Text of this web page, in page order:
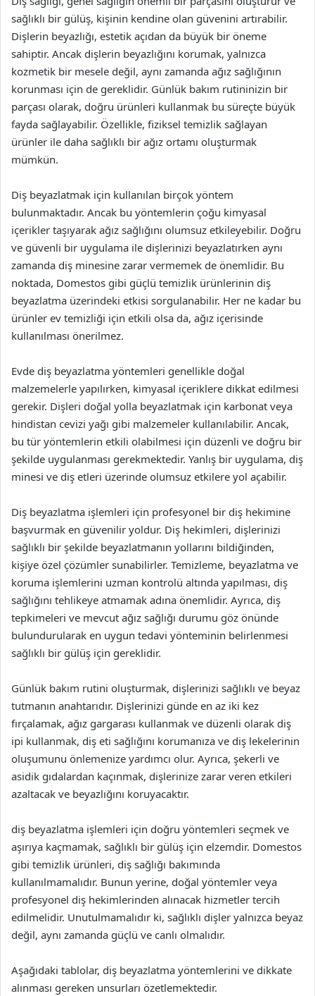
sağlıklı bir gülüş, kişinin kendine olan güvenini artırabilir.
Dişlerin beyazlığı, estetik açıdan da büyük bir öneme
sahiptir. Ancak dişlerin beyazlığını korumak, yalnızca
kozmetik bir mesele değil, aynı zamanda ağız sağlığının
korunması için de gereklidir. Günlük bakım rutininizin bir
parçası olarak, doğru ürünleri kullanmak bu süreçte büyük
fayda sağlayabilir. Özellikle, fiziksel temizlik sağlayan
ürünler ile daha sağlıklı bir ağız ortamı oluşturmak
mümkün.
Diş beyazlatmak için kullanılan birçok yöntem
bulunmaktadır. Ancak bu yöntemlerin çoğu kimyasal
içerikler taşıyarak ağız sağlığını olumsuz etkileyebilir. Doğru
ve güvenli bir uygulama ile dişlerinizi beyazlatırken aynı
zamanda diş minesine zarar vermemek de önemlidir. Bu
noktada, Domestos gibi güçlü temizlik ürünlerinin diş
beyazlatma üzerindeki etkisi sorgulanabilir. Her ne kadar bu
ürünler ev temizliği için etkili olsa da, ağız içerisinde
kullanılması önerilmez.
Evde diş beyazlatma yöntemleri genellikle doğal
malzemelerle yapılırken, kimyasal içeriklere dikkat edilmesi
gerekir. Dişleri doğal yolla beyazlatmak için karbonat veya
hindistan cevizi yağı gibi malzemeler kullanılabilir. Ancak,
bu tür yöntemlerin etkili olabilmesi için düzenli ve doğru bir
şekilde uygulanması gerekmektedir. Yanlış bir uygulama, diş
minesi ve diş etleri üzerinde olumsuz etkilere yol açabilir.
Diş beyazlatma işlemleri için profesyonel bir diş hekimine
başvurmak en güvenilir yoldur. Diş hekimleri, dişlerinizi
sağlıklı bir şekilde beyazlatmanın yollarını bildiğinden,
kişiye özel çözümler sunabilirler. Temizleme, beyazlatma ve
koruma işlemlerini uzman kontrolü altında yapılması, diş
sağlığını tehlikeye atmamak adına önemlidir. Ayrıca, diş
tepkimeleri ve mevcut ağız sağlığı durumu göz önünde
bulundurularak en uygun tedavi yönteminin belirlenmesi
sağlıklı bir gülüş için gereklidir.
Günlük bakım rutini oluşturmak, dişlerinizi sağlıklı ve beyaz
tutmanın anahtarıdır. Dişlerinizi günde en az iki kez
fırçalamak, ağız gargarası kullanmak ve düzenli olarak diş
ipi kullanmak, diş eti sağlığını korumanıza ve diş lekelerinin
oluşumunu önlemenize yardımcı olur. Ayrıca, şekerli ve
asidik gıdalardan kaçınmak, dişlerinize zarar veren etkileri
azaltacak ve beyazlığını koruyacaktır.
diş beyazlatma işlemleri için doğru yöntemleri seçmek ve
aşırıya kaçmamak, sağlıklı bir gülüş için elzemdir. Domestos
gibi temizlik ürünleri, diş sağlığı bakımında
kullanılmamalıdır. Bunun yerine, doğal yöntemler veya
profesyonel diş hekimlerinden alınacak hizmetler tercih
edilmelidir. Unutulmamalıdır ki, sağlıklı dişler yalnızca beyaz
değil, aynı zamanda güçlü ve canlı olmalıdır.
Aşağıdaki tablolar, diş beyazlatma yöntemlerini ve dikkate
alınması gereken unsurları özetlemektedir.